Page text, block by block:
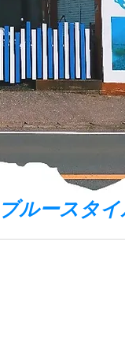
ルースタイ